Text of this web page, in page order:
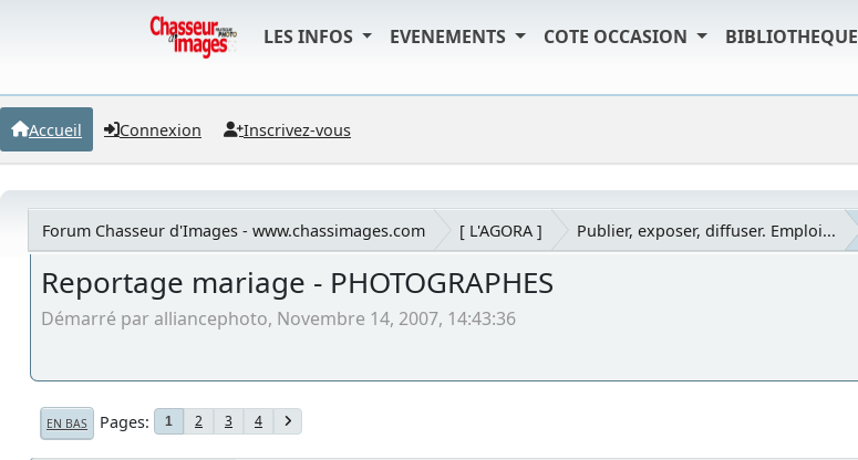
LES INFOS EVENEMENTS COTE OCCASION BIBLIOTHEQUE
Accueil Connexion Inscrivez-vous
Forum Chasseur d'Images - www.chassimages.com [ L'AGORA ] Publier, exposer, diffuser. Emploi...
Reportage mariage - PHOTOGRAPHES
Démarré par alliancephoto, Novembre 14, 2007, 14:43:36
EN BAS Pages 1 2 3 4